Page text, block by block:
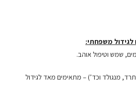
לגידול משפחתי:
שמש וטיפול אוהב.
מנגולד וכד’) – מתאימים מאד לגידול